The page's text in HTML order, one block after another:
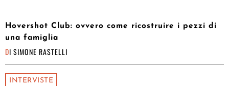
Hovershot Club: ovvero come ricostruire i pezzi di
una famiglia
DI SIMONE RASTELLI
INTERVISTE